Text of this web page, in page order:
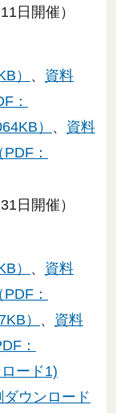
日開催）
） 、 資料
：
） 、 資料
：
日開催）
） 、 資料
：
） 、 資料
：
ード1)
ウンロード